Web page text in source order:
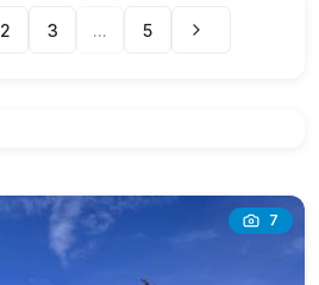
2 3 ... 5
7